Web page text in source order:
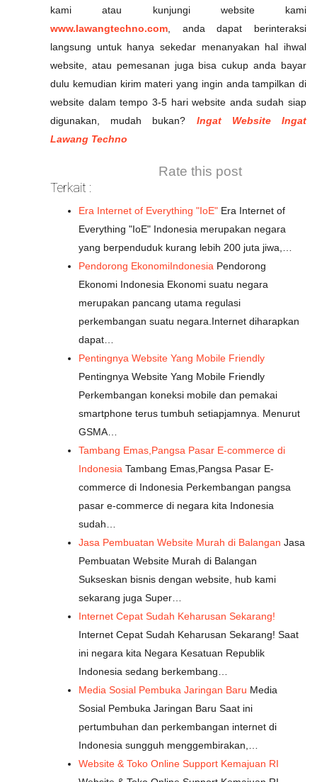
kami atau kunjungi website kami
www.lawangtechno.com , anda dapat berinteraksi
langsung untuk hanya sekedar menanyakan hal ihwal
website, atau pemesanan juga bisa cukup anda bayar
dulu kemudian kirim materi yang ingin anda tampilkan di
website dalam tempo 3-5 hari website anda sudah siap
digunakan, mudah bukan? Ingat Website Ingat
Lawang Techno
Rate this post
Terkait :
Era Internet of Everything "IoE" Era Internet of
Everything "IoE" Indonesia merupakan negara
yang berpenduduk kurang lebih 200 juta jiwa,…
Pendorong EkonomiIndonesia Pendorong
Ekonomi Indonesia Ekonomi suatu negara
merupakan pancang utama regulasi
perkembangan suatu negara.Internet diharapkan
dapat…
Pentingnya Website Yang Mobile Friendly
Pentingnya Website Yang Mobile Friendly
Perkembangan koneksi mobile dan pemakai
smartphone terus tumbuh setiapjamnya. Menurut
GSMA…
Tambang Emas,Pangsa Pasar E-commerce di
Indonesia Tambang Emas,Pangsa Pasar E-
commerce di Indonesia Perkembangan pangsa
pasar e-commerce di negara kita Indonesia
sudah…
Jasa Pembuatan Website Murah di Balangan Jasa
Pembuatan Website Murah di Balangan
Sukseskan bisnis dengan website, hub kami
sekarang juga Super…
Internet Cepat Sudah Keharusan Sekarang!
Internet Cepat Sudah Keharusan Sekarang! Saat
ini negara kita Negara Kesatuan Republik
Indonesia sedang berkembang…
Media Sosial Pembuka Jaringan Baru Media
Sosial Pembuka Jaringan Baru Saat ini
pertumbuhan dan perkembangan internet di
Indonesia sungguh menggembirakan,…
Website & Toko Online Support Kemajuan RI